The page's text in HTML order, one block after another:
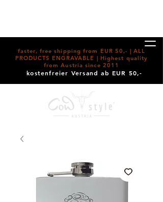
faster, free shipping from EUR 50,- | ALL
PRODUCTS ENGRAVABLE | Highest quality
from Austria since 2011
kostenfreier Versand ab EUR 50,-